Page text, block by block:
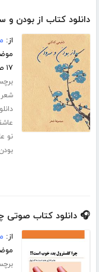
دانلود کتاب از بودن و
از:
۱۷ صفحه
شعر
نو
🎧 دانلود کتاب صوتی
از: